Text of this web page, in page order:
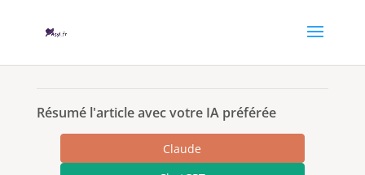
Résumé l'article avec votre IA préférée
Claude